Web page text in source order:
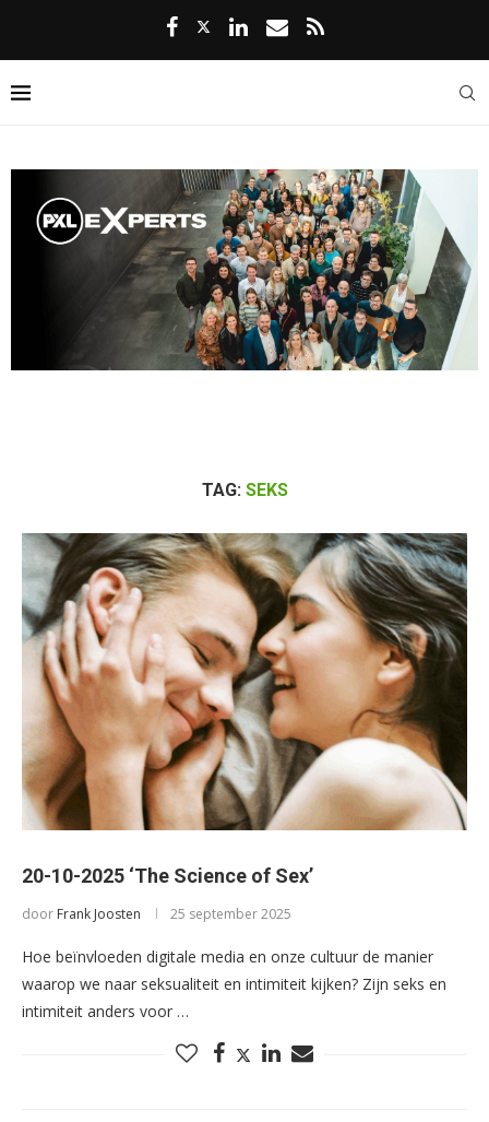
TAG: SEKS
20-10-2025 ‘The Science of Sex’
door Frank Joosten 25 september 2025
Hoe beïnvloeden digitale media en onze cultuur de manier
waarop we naar seksualiteit en intimiteit kijken? Zijn seks en
intimiteit anders voor …